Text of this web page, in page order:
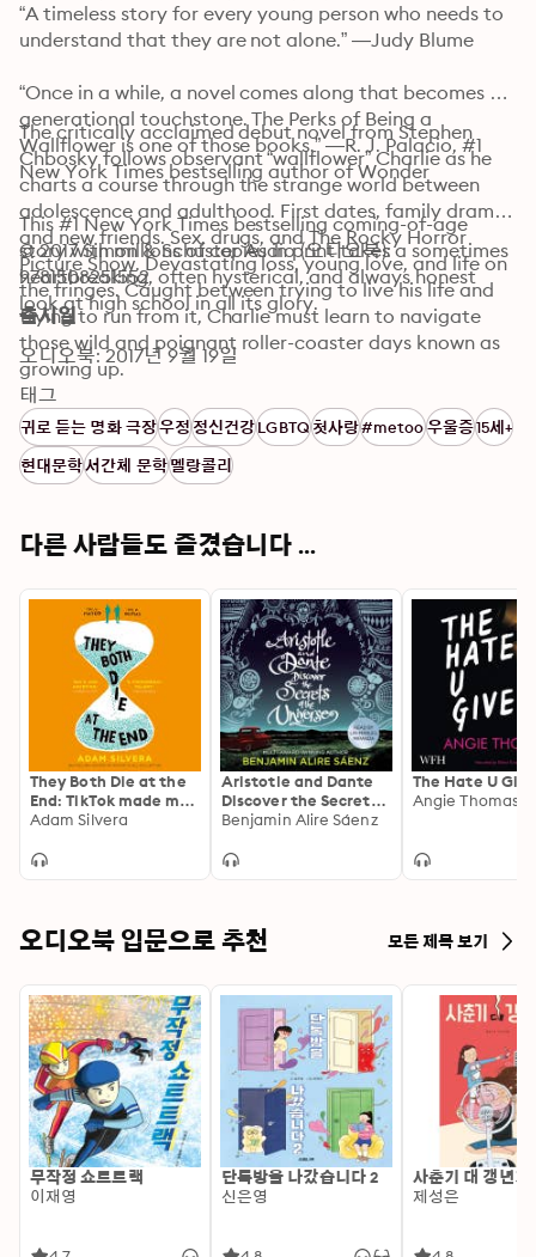
“A timeless story for every young person who needs to
understand that they are not alone.” —Judy Blume
“Once in a while, a novel comes along that becomes a
generational touchstone. The Perks of Being a
Wallflower is one of those books.” —R. J. Palacio, #1
New York Times bestselling author of Wonder
This #1 New York Times bestselling coming-of-age
story with millions of copies in print takes a sometimes
heartbreaking, often hysterical, and always honest
look at high school in all its glory.
The critically acclaimed debut novel from Stephen
Chbosky follows observant “wallflower” Charlie as he
charts a course through the strange world between
adolescence and adulthood. First dates, family drama,
and new friends. Sex, drugs, and The Rocky Horror
Picture Show. Devastating loss, young love, and life on
the fringes. Caught between trying to live his life and
trying to run from it, Charlie must learn to navigate
those wild and poignant roller-coaster days known as
growing up.
A #1 New York Times bestseller for more than a year,
adapted into a major motion picture starring Logan
Lerman and Emma Watson (and written and directed
Best Book for Young Adults (2000) and Best Book for
Reluctant Readers (2000), this novel for teen readers
laugh, cry, and perhaps feel nostalgic for those
moments when you, too, tiptoed onto the dance floor
© 2017 Simon & Schuster Audio (오디오북):
9781508251552
출시일
오디오북: 2017년 9월 19일
태그
귀로 듣는 명화 극장우정정신건강LGBTQ첫사랑#metoo우울증15세+
현대문학서간체 문학멜랑콜리
다른 사람들도 즐겼습니다 ...
They Both Die at the
End: TikTok made me
buy it!
Adam Silvera
Aristotle and Dante
Discover the Secrets
of the Universe: The
beloved coming-of-
Benjamin Alire Sáenz
The Hate U Give
Angie Thomas
오디오북 입문으로 추천 모든 제목 보기
무작정 쇼트트랙
이재영
단톡방을 나갔습니다 2
신은영
사춘기 대 갱년기
제성은